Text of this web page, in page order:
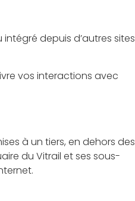
depuis d’autres sites
vos interactions avec
à un tiers, en dehors des
du Vitrail et ses sous-